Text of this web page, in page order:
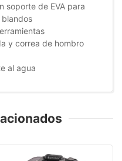
soporte de EVA para
y correa de hombro
al agua